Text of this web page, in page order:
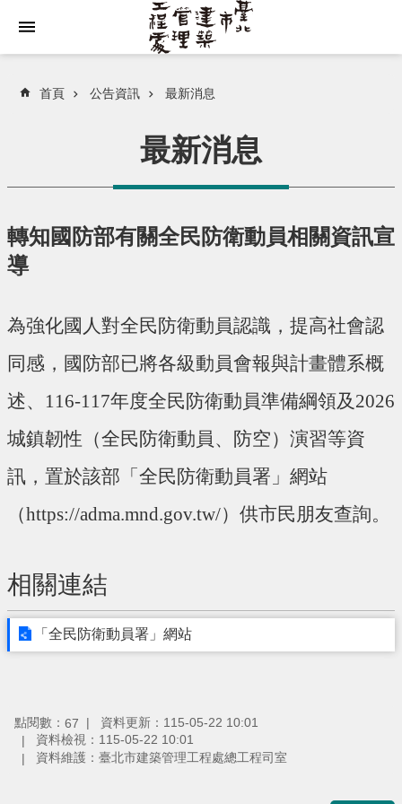
首頁 公告資訊 最新消息
最新消息
轉知國防部有關全民防衛動員相關資訊宣
導
為強化國人對全民防衛動員認識，提高社會認
同感，國防部已將各級動員會報與計畫體系概
述、116-117年度全民防衛動員準備綱領及2026
城鎮韌性（全民防衛動員、防空）演習等資
訊，置於該部「全民防衛動員署」網站
（https://adma.mnd.gov.tw/）供市民朋友查詢。
相關連結
「全民防衛動員署」網站
點閱數： 67
資料更新：115-05-22 10:01
資料檢視：115-05-22 10:01
資料維護：臺北市建築管理工程處總工程司室